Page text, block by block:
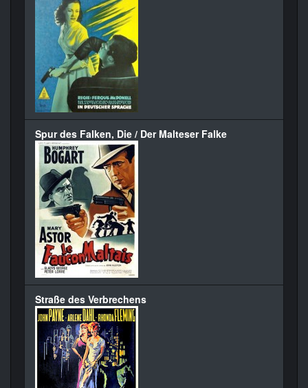
Spur des Falken, Die / Der Malteser Falke
Straße des Verbrechens